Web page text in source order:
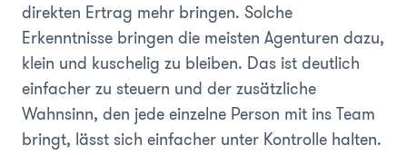
direkten Ertrag mehr bringen. Solche
Erkenntnisse bringen die meisten Agenturen dazu,
klein und kuschelig zu bleiben. Das ist deutlich
einfacher zu steuern und der zusätzliche
Wahnsinn, den jede einzelne Person mit ins Team
bringt, lässt sich einfacher unter Kontrolle halten.